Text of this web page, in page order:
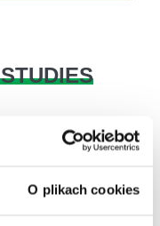
O plikach cookies